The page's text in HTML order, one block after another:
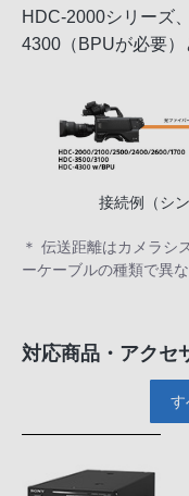
HDC-2000シリーズ
4300（BPUが必要）
接続例（シ
＊ 伝送距離はカメラシ
ーケーブルの種類で異
対応商品・アクセ
す